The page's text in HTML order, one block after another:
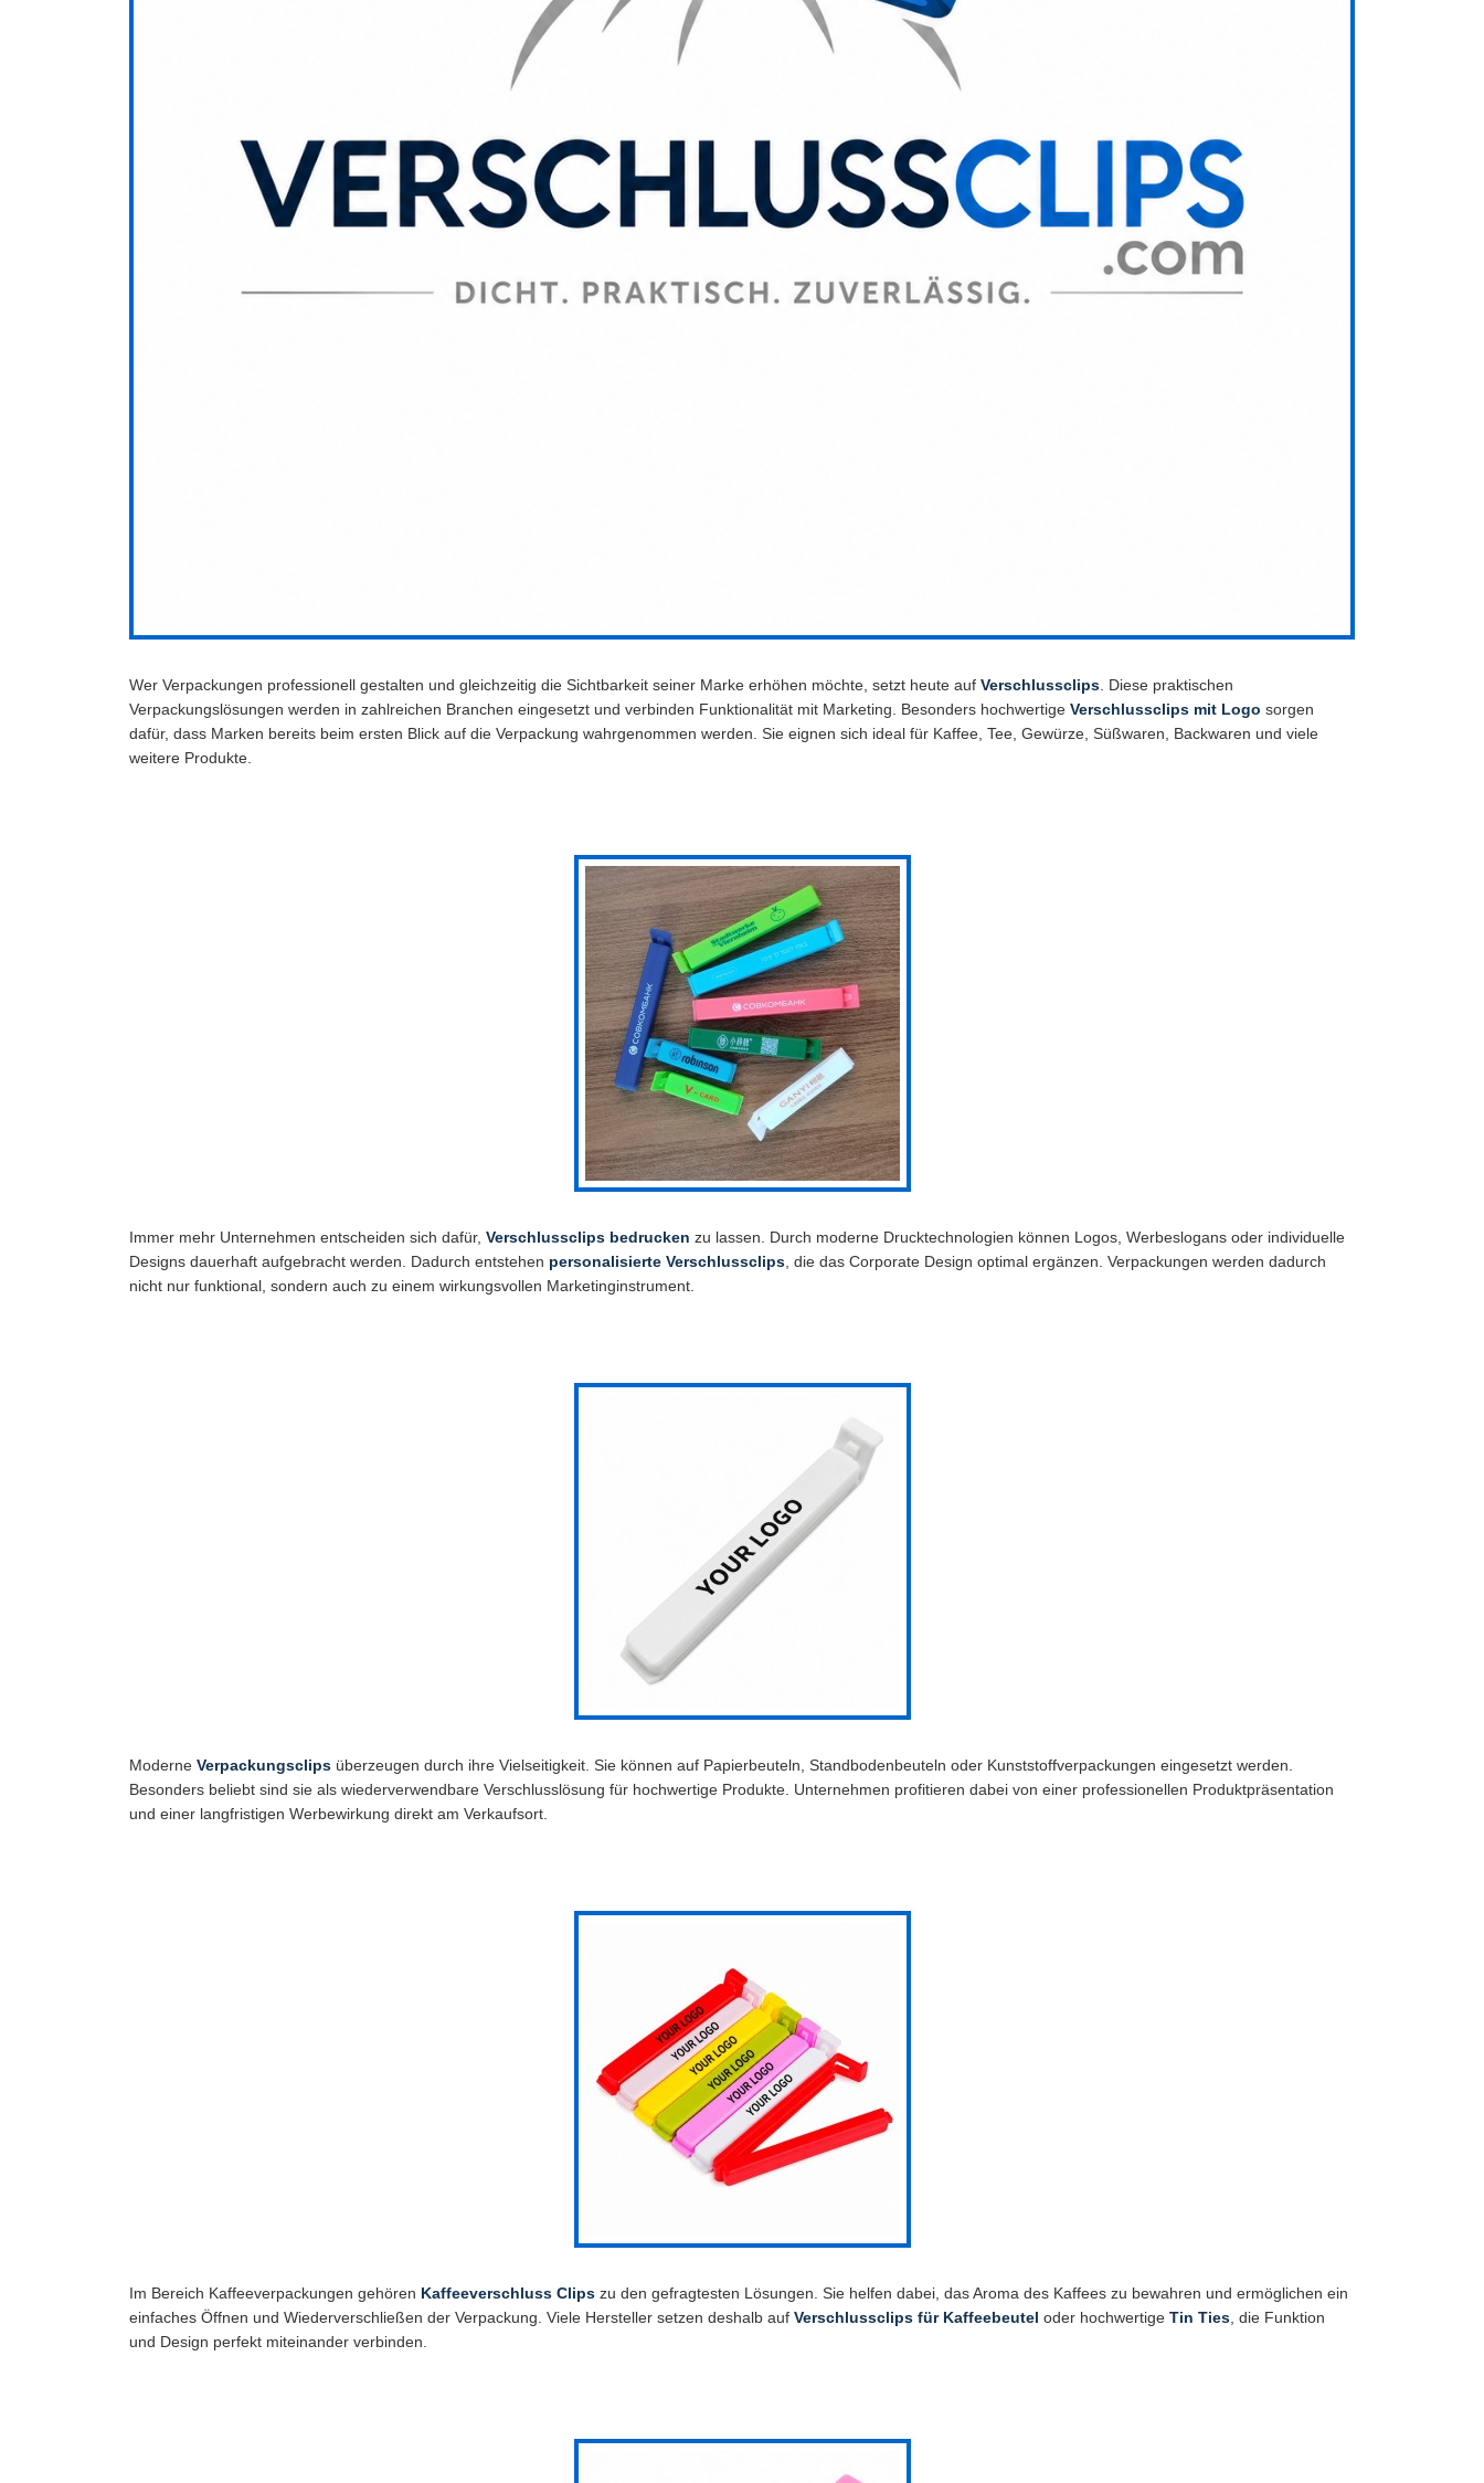
Wer Verpackungen professionell gestalten und gleichzeitig die Sichtbarkeit seiner Marke erhöhen möchte, setzt heute auf Verschlussclips . Diese praktischen
Verpackungslösungen werden in zahlreichen Branchen eingesetzt und verbinden Funktionalität mit Marketing. Besonders hochwertige Verschlussclips mit Logo sorgen
dafür, dass Marken bereits beim ersten Blick auf die Verpackung wahrgenommen werden. Sie eignen sich ideal für Kaffee, Tee, Gewürze, Süßwaren, Backwaren und viele
weitere Produkte.
Immer mehr Unternehmen entscheiden sich dafür, Verschlussclips bedrucken zu lassen. Durch moderne Drucktechnologien können Logos, Werbeslogans oder individuelle
Designs dauerhaft aufgebracht werden. Dadurch entstehen personalisierte Verschlussclips , die das Corporate Design optimal ergänzen. Verpackungen werden dadurch
nicht nur funktional, sondern auch zu einem wirkungsvollen Marketinginstrument.
Moderne Verpackungsclips überzeugen durch ihre Vielseitigkeit. Sie können auf Papierbeuteln, Standbodenbeuteln oder Kunststoffverpackungen eingesetzt werden.
Besonders beliebt sind sie als wiederverwendbare Verschlusslösung für hochwertige Produkte. Unternehmen profitieren dabei von einer professionellen Produktpräsentation
und einer langfristigen Werbewirkung direkt am Verkaufsort.
Im Bereich Kaffeeverpackungen gehören Kaffeeverschluss Clips zu den gefragtesten Lösungen. Sie helfen dabei, das Aroma des Kaffees zu bewahren und ermöglichen ein
einfaches Öffnen und Wiederverschließen der Verpackung. Viele Hersteller setzen deshalb auf Verschlussclips für Kaffeebeutel oder hochwertige Tin Ties , die Funktion
und Design perfekt miteinander verbinden.